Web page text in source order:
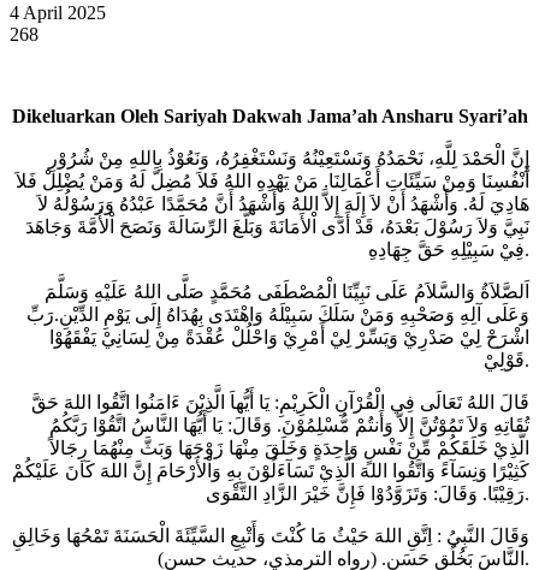
4 April 2025
268
Dikeluarkan Oleh Sariyah Dakwah Jama’ah Ansharu Syari’ah
إِنَّ الْحَمْدَ لِلَّهِ، نَحْمَدُهُ وَنَسْتَعِيْنُهُ وَنَسْتَغْفِرُهُ، وَنَعُوْذُ بِاللهِ مِنْ شُرُوْرِ
أَنْفُسِنَا وَمِنْ سَيِّئَاتِ أَعْمَالِنَا. مَنْ يَهْدِهِ اللهُ فَلاَ مُضِلَّ لَهُ وَمَنْ يُضْلِلْ فَلاَ
هَادِيَ لَهُ. وَأَشْهَدُ أَنْ لاَ إِلَهَ إِلاَّ اللهُ وَأَشْهَدُ أَنَّ مُحَمَّدًا عَبْدُهُ وَرَسُوْلُهُ لاَ
نَبِيَّ وَلاَ رَسُوْلَ بَعْدَهُ، قَدْ أَدَّى اْلأَمَانَةَ وَبَلَّغَ الرِّسَالَةَ وَنَصَحَ اْلأُمَّةَ وَجَاهَدَ
فِيْ سَبِيْلِهِ حَقَّ جِهَادِهِ.
اَلصَّلاَةُ وَالسَّلاَمُ عَلَى نَبِيِّنَا الْمُصْطَفَى مُحَمَّدٍ صَلَّى اللهُ عَلَيْهِ وَسَلَّمَ
وَعَلَى آلِهِ وَصَحْبِهِ وَمَنْ سَلَكَ سَبِيْلَهُ وَاهْتَدَى بِهُدَاهُ إِلَى يَوْمِ الدِّيْنِ.رَبِّ
اشْرَحْ لِيْ صَدْرِيْ وَيَسِّرْ لِيْ أَمْرِيْ وَاحْلُلْ عُقْدَةً مِنْ لِسَانِيْ يَفْقَهُوْا
قَوْلِيْ.
قَالَ اللهُ تَعَالَى فِي الْقُرْآنِ الْكَرِيْمِ: يَا أَيُّهاَ الَّذِيْنَ ءَامَنُوا اتَّقُوا اللهَ حَقَّ
تُقَاتِهِ وَلاَ تَمُوْتُنَّ إِلاَّ وَأَنتُمْ مُّسْلِمُوْنَ. وَقَالَ: يَا أَيُّهَا النَّاسُ اتَّقُوْا رَبَّكُمُ
الَّذِيْ خَلَقَكُمْ مِّنْ نَفْسٍ وَاحِدَةٍ وَخَلَقَ مِنْهَا زَوْجَهَا وَبَثَّ مِنْهُمَا رِجَالاً
كَثِيْرًا وَنِسَآءً وَاتَّقُوا اللهَ الَّذِيْ تَسَآءَلُوْنَ بِهِ وَاْلأَرْحَامَ إِنَّ اللهَ كَانَ عَلَيْكُمْ
رَقِيْبًا. وَقَالَ: وَتَزَوَّدُوْا فَإِنَّ خَيْرَ الزَّادِ التَّقْوَى.
وَقَالَ النَّبِيُ : اِتَّقِ اللهَ حَيْثُ مَا كُنْتَ وَأَتْبِعِ السَّيِّئَةَ الْحَسَنَةَ تَمْحُهَا وَخَالِقِ
النَّاسَ بَخُلُقٍ حَسَنٍ. (رواه الترمذي، حديث حسن).